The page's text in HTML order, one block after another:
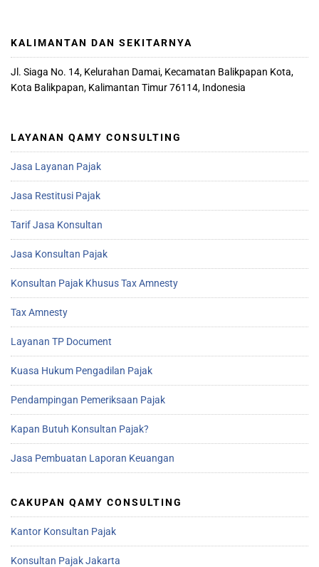
KALIMANTAN DAN SEKITARNYA
Jl. Siaga No. 14, Kelurahan Damai, Kecamatan Balikpapan Kota,
Kota Balikpapan, Kalimantan Timur 76114, Indonesia
LAYANAN QAMY CONSULTING
Jasa Layanan Pajak
Jasa Restitusi Pajak
Tarif Jasa Konsultan
Jasa Konsultan Pajak
Konsultan Pajak Khusus Tax Amnesty
Tax Amnesty
Layanan TP Document
Kuasa Hukum Pengadilan Pajak
Pendampingan Pemeriksaan Pajak
Kapan Butuh Konsultan Pajak?
Jasa Pembuatan Laporan Keuangan
CAKUPAN QAMY CONSULTING
Kantor Konsultan Pajak
Konsultan Pajak Jakarta